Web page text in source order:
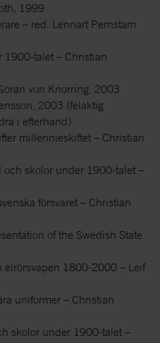
1999
– red. Lennart Pernstam
1900-talet – Christian
von Knorring. 2003
2003 (felaktig
i efterhand)
millennieskiftet – Christian
och skolor under 1900-talet –
försvaret – Christian
of the Swedish State
1800-2000 – Leif
uniformer – Christian
skolor under 1900-talet –